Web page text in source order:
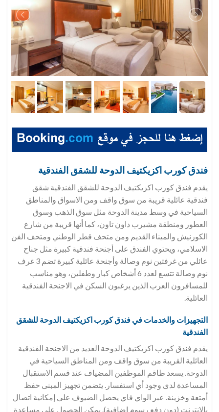
فندقكورب اكزيكتيف الدوحة للشقق الفندقية
يقدم فندق كورب اكزيكتيف الدوحة للشقق الفندقية شقق
فندقية عائلية قريبة من سوق واقف ومن الاسواق والمناطق
السياحية في وسط مدينة الدوحة مثل سوق الذهب وسوق
العطور ومنطقة مشيرب داون تاون، كما أنها قريبة من شارع
الكورنيش والميناء القديم ومن متحف قطر الوطني ومتحف الفن
الاسلامي، ويحتوي الفندق على أجنحة فندقية كبيرة مثل جناح
عائلي من غرفتين نوم وصالة وأجنحة عائلية كبيرة تضم 3 غرف
نوم وصالة تتسع لعدد 6 أشخاص كبار وطفلين، وهو مناسب
للمسافرون العرب الذين يرغبون السكن في الاجنحة الفندقية
العائلية.
التجهيزات والخدمات في فندقكورب اكزيكتيف الدوحة للشقق
الفندقية
يقدم فندق كورب اكزيكتيف الدوحة العديد من الاجنحة الفندقية
العائلية القريبة من سوق واقف ومن المناطق السياحية في
الدوحة. يسعد طاقم الموظفين المضياف عند قسم الاستقبال
المساعدة لدى وجود أي استفسار. يتضمن تجهيز المبنى حفظ
أمتعة وخزينة. عبر الواي فاي يحصل الضيوف على إمكانية اتصال
بالإنترنت (دون دفع رسوم إضافية). يمكن الحصول على مساعدة